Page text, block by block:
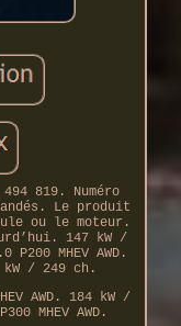
819. Numéro
Le produit
ou le moteur.
147 kW /
MHEV AWD.
kW / 249 ch.
AWD. 184 kW /
MHEV AWD.